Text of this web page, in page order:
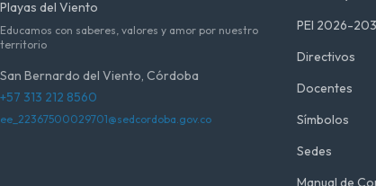
Playas del Viento
Educamos con saberes, valores y amor por nuestro
territorio
San Bernardo del Viento, Córdoba
+57 313 212 8560
ee_22367500029701@sedcordoba.gov.co
PEI 2026-
Directivos
Docentes
Símbolos
Sedes
Manual de